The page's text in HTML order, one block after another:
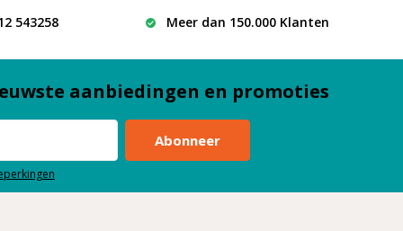
543258 Meer dan 150.000 Klanten
aanbiedingen en promoties
Abonneer